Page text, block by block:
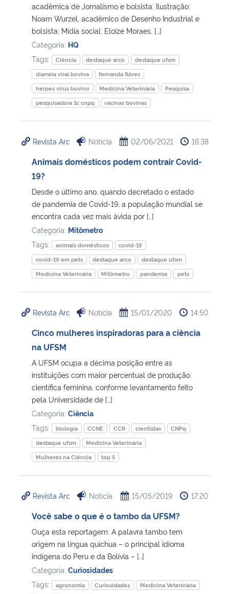
Ministério de Minas e Energia
Ministério do Meio Ambiente
Ministério do Turismo
Ministério do Desenvolvimento Regional
Controladoria-Geral da União
Ministério da Mulher, da Família e dos Direitos Humanos
Secretaria-Geral
Secretaria de Governo
Gabinete de Segurança Institucional
Banco Central do Brasil
acadêmica de Jornalismo e bolsista; Ilustração:
Noam Wurzel, acadêmico de Desenho Industrial e
bolsista; Mídia social: Eloíze Moraes, […]
Categoria: HQ
Tags:
Ciência destaque arco
destaque ufsm
diarreia viral bovina
fernanda flôres
herpes vírus bovino
Medicina Veterinária
Pesquisa
pesquisadora 1c cnpq
vacinas bovinas
Revista Arc Notícia 02/06/2021 16:38
Animais domésticos podem contrair Covid-
19?
Desde o último ano, quando decretado o estado
de pandemia de Covid-19, a população mundial se
encontra cada vez mais ávida por […]
Categoria: Mitômetro
Tags:
animais domésticos
covid-19
covid-19 em pets
destaque arco
destaque ufsm
Medicina Veterinária
Mitômetro pandemia pets
Revista Arc Notícia 15/01/2020 14:50
Cinco mulheres inspiradoras para a ciência
na UFSM
A UFSM ocupa a décima posição entre as
instituições com maior percentual de produção
científica feminina, conforme levantamento feito
pela Universidade de […]
Categoria: Ciência
Tags:
biologia CCNE CCR cientistas
CNPq
destaque ufsm
Medicina Veterinária
Mulheres na Ciência
top 5
Revista Arc Notícia 15/05/2019 17:20
Você sabe o que é o tambo da UFSM?
Ouça esta reportagem: A palavra tambo tem
origem na língua quíchua – o principal idioma
indígena do Peru e da Bolívia – […]
Categoria: Curiosidades
Tags:
agronomia Curiosidades
Medicina Veterinária